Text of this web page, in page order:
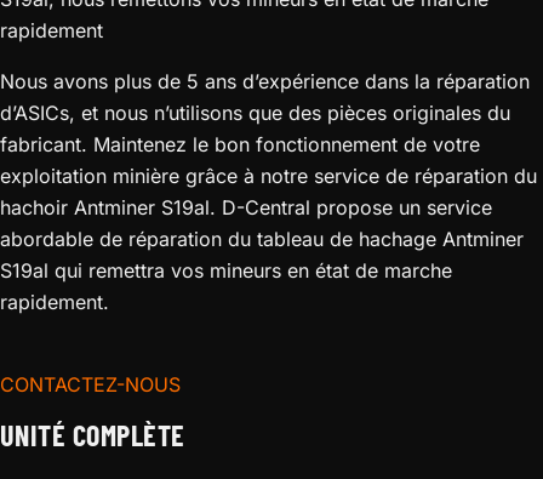
rapidement
Nous avons plus de 5 ans d’expérience dans la réparation
d’ASICs, et nous n’utilisons que des pièces originales du
fabricant. Maintenez le bon fonctionnement de votre
exploitation minière grâce à notre service de réparation du
hachoir Antminer S19al. D-Central propose un service
abordable de réparation du tableau de hachage Antminer
S19al qui remettra vos mineurs en état de marche
rapidement.
CONTACTEZ-NOUS
UNITÉ COMPLÈTE